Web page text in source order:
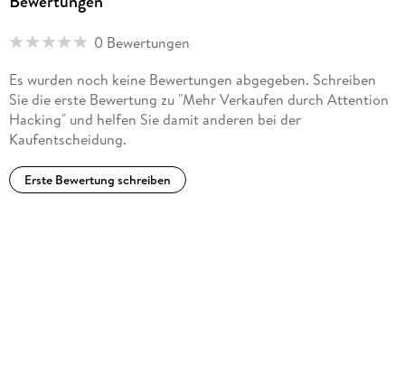
0 Bewertungen
Es wurden noch keine Bewertungen abgegeben. Schreiben
Sie die erste Bewertung zu "Mehr Verkaufen durch Attention
Hacking" und helfen Sie damit anderen bei der
Kaufentscheidung.
Erste Bewertung schreiben